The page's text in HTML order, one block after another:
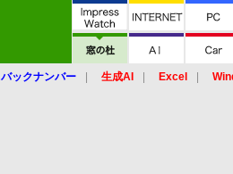
バックナンバー 生成AI Excel